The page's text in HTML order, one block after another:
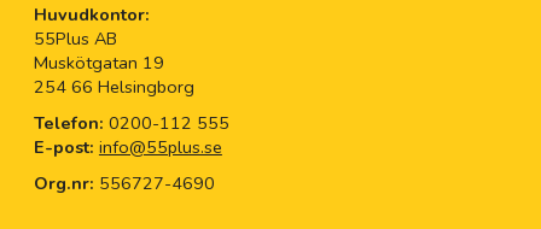
Huvudkontor:
55Plus AB
Muskötgatan 19
254 66 Helsingborg
Telefon: 0200-112 555
E-post: info@55plus.se
Org.nr: 556727-4690